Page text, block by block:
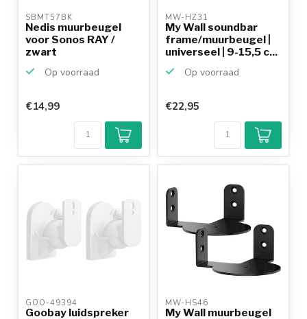
SBMT57BK
Nedis muurbeugel
voor Sonos RAY /
zwart
Op voorraad
€14,99
MW-HZ31
My Wall soundbar
frame/muurbeugel |
universeel | 9-15,5 c...
Op voorraad
€22,95
GOO-49394
Goobay luidspreker
MW-HS46
My Wall muurbeugel